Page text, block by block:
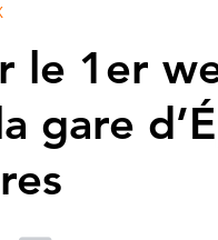
le 1er
gare